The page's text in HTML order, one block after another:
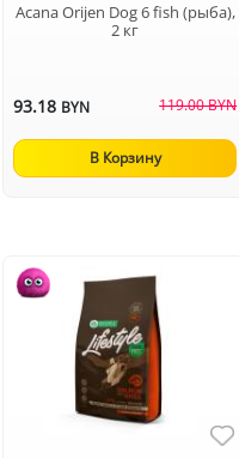
Acana Orijen Dog 6 fish (рыба),
2 кг
93.18 BYN 119.00 BYN
В Корзину